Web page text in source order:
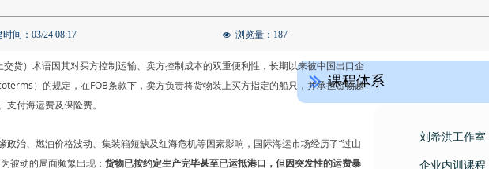
넶 浏览量： 187
间： 03/24 08:17
货）术语因其对买方控制运输、卖方控制成本的双重便利性，长期以来被中国出口企
）的规定，在FOB条款下，卖方负责将货物装上买方指定的船只，并承担货物越
付海运费及保险费。
治、燃油价格波动、集装箱短缺及红海危机等因素影响，国际海运市场经历了“过山
被动的局面频繁出现： 货物已按约定生产完毕甚至已运抵港口，但因突发性的运费暴
刘希洪工作室
企业内训课程
课程体系
ꅀ